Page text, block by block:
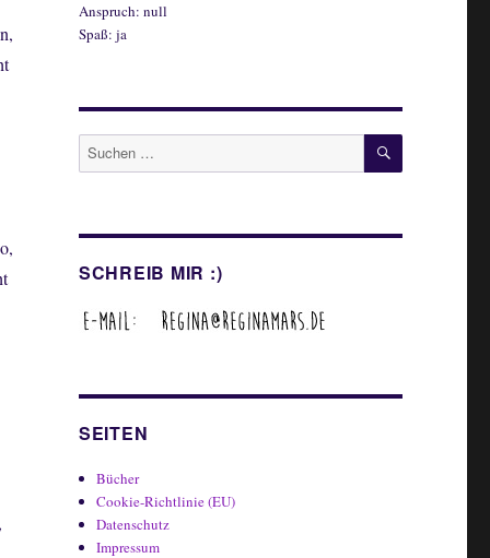
Anspruch: null
Spaß: ja
Suche
nach:
SUCHEN
SCHREIB MIR :)
SEITEN
Bücher
Cookie-Richtlinie (EU)
Datenschutz
Impressum